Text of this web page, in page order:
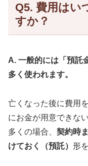
Q5. 費用はい
すか？
A. 一般的には「預託
多く使われます。
亡くなった後に費用
にお金が用意できな
多くの場合、 契約時
けておく（預託） 形